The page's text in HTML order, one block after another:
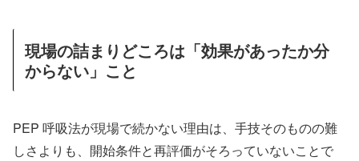
現場の詰まりどころは「効果があったか分
からない」こと
PEP 呼吸法が現場で続かない理由は、手技そのものの難
しさよりも、開始条件と再評価がそろっていないことで